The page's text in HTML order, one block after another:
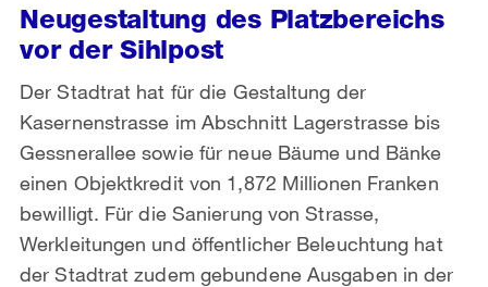
Neugestaltung des Platzbereichs
vor der Sihlpost
Der Stadtrat hat für die Gestaltung der
Kasernenstrasse im Abschnitt Lagerstrasse bis
Gessnerallee sowie für neue Bäume und Bänke
einen Objektkredit von 1,872 Millionen Franken
bewilligt. Für die Sanierung von Strasse,
Werkleitungen und öffentlicher Beleuchtung hat
der Stadtrat zudem gebundene Ausgaben in der